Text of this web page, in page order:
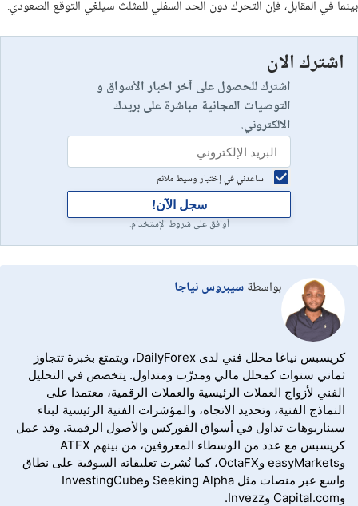
بينما في المقابل، فإن التحرك دون الحد السفلي للمثلث سيلغي التوقع الصعودي.
اشترك الان
اشترك للحصول على آخر اخبار الأسواق و
التوصيات المجانية مباشرة على بريدك
الالكتروني.
ساعدني في إختيار وسيط ملائم
سجل الآن!
أوافق على شروط الإستخدام.
بواسطةسيبروس نياجا
كريسبس نياغا محلل فني لدى DailyForex، ويتمتع بخبرة تتجاوز
ثماني سنوات كمحلل مالي ومدرّب ومتداول. يتخصص في التحليل
الفني لأزواج العملات الرئيسية والعملات الرقمية، معتمدا على
النماذج الفنية، وتحديد الاتجاه، والمؤشرات الفنية الرئيسية لبناء
سيناريوهات تداول في أسواق الفوركس والأصول الرقمية. وقد عمل
كريسبس مع عدد من الوسطاء المعروفين، من بينهم ATFX
وeasyMarkets وOctaFX، كما نُشرت تعليقاته السوقية على نطاق
واسع عبر منصات مثل Seeking Alpha وInvestingCube
وCapital.com وInvezz.